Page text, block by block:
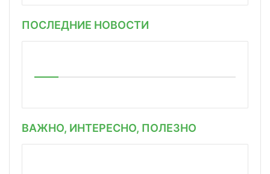
ПОСЛЕДНИЕ НОВОСТИ
ВАЖНО, ИНТЕРЕСНО, ПОЛЕЗНО